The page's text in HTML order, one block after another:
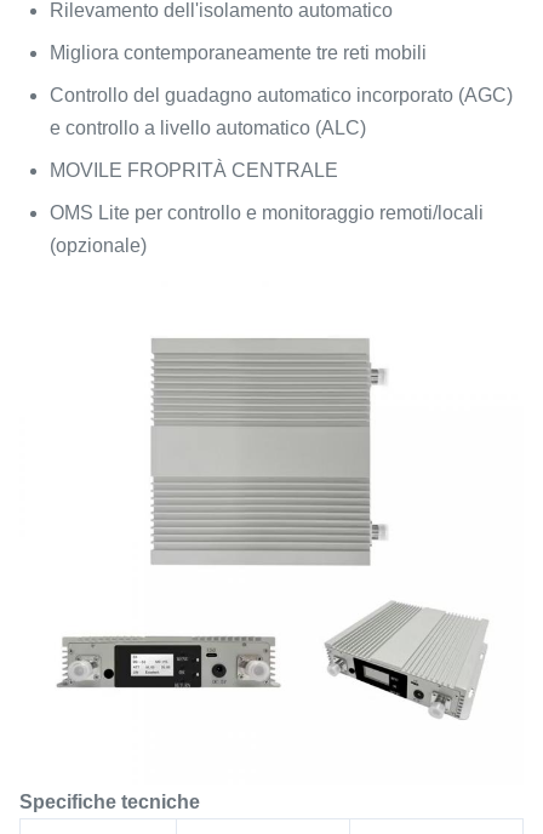
Rilevamento dell'isolamento automatico
Migliora contemporaneamente tre reti mobili
Controllo del guadagno automatico incorporato (AGC)
e controllo a livello automatico (ALC)
MOVILE FROPRITÀ CENTRALE
OMS Lite per controllo e monitoraggio remoti/locali
(opzionale)
Specifiche tecniche